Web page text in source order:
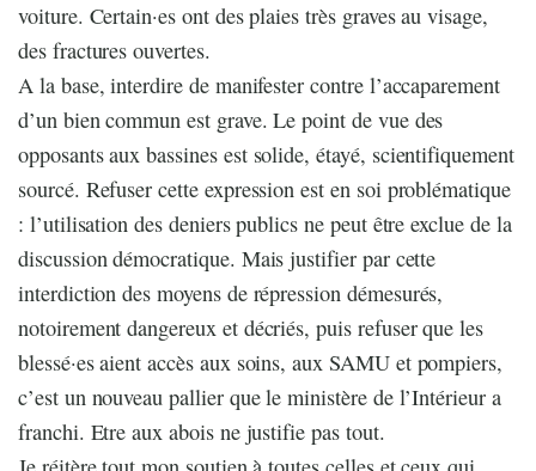
voiture. Certain·es ont des plaies très graves au visage,
des fractures ouvertes.
A la base, interdire de manifester contre l’accaparement
d’un bien commun est grave. Le point de vue des
opposants aux bassines est solide, étayé, scientifiquement
sourcé. Refuser cette expression est en soi problématique
: l’utilisation des deniers publics ne peut être exclue de la
discussion démocratique. Mais justifier par cette
interdiction des moyens de répression démesurés,
notoirement dangereux et décriés, puis refuser que les
blessé·es aient accès aux soins, aux SAMU et pompiers,
c’est un nouveau pallier que le ministère de l’Intérieur a
franchi. Etre aux abois ne justifie pas tout.